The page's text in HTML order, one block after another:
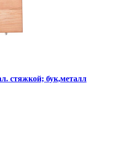
стяжкой; бук,металл